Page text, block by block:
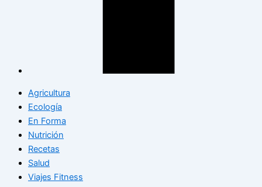
Agricultura
Ecología
En Forma
Nutrición
Recetas
Salud
Viajes Fitness